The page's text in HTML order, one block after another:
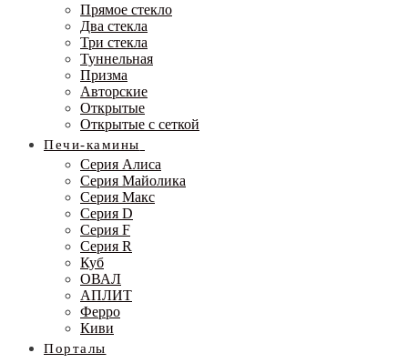
Прямое стекло
Два стекла
Три стекла
Туннельная
Призма
Авторские
Открытые
Открытые с сеткой
Печи-камины
Серия Алиса
Серия Майолика
Серия Макс
Серия D
Серия F
Серия R
Куб
ОВАЛ
АПЛИТ
Ферро
Киви
Порталы